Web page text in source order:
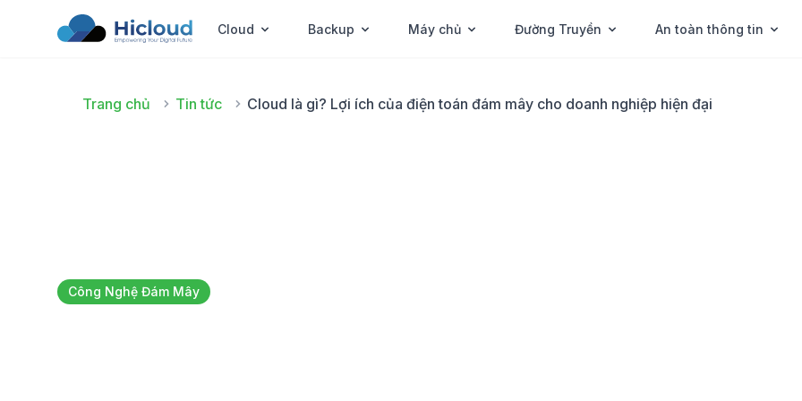
Cloud Backup Máy chủ Đường Truyền An toàn thông tin
Trang chủ Tin tức Cloud là gì? Lợi ích của điện toán đám mây cho doanh nghiệp hiện đại
Công Nghệ Đám Mây